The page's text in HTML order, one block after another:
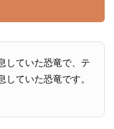
していた恐竜で、テ
していた恐竜です。